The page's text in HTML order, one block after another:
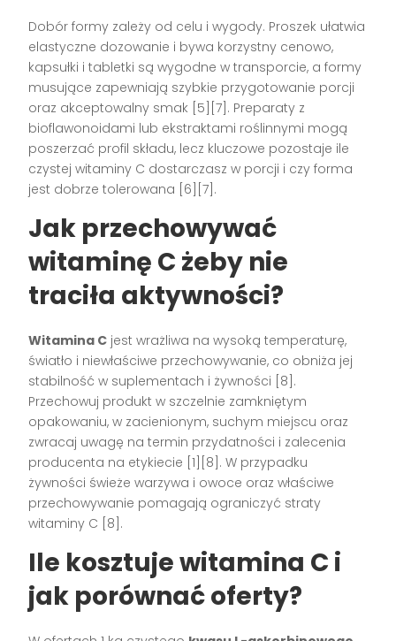
Dobór formy zależy od celu i wygody. Proszek ułatwia
elastyczne dozowanie i bywa korzystny cenowo,
kapsułki i tabletki są wygodne w transporcie, a formy
musujące zapewniają szybkie przygotowanie porcji
oraz akceptowalny smak [5][7]. Preparaty z
bioflawonoidami lub ekstraktami roślinnymi mogą
poszerzać profil składu, lecz kluczowe pozostaje ile
czystej witaminy C dostarczasz w porcji i czy forma
jest dobrze tolerowana [6][7].
Jak przechowywać
witaminę C żeby nie
traciła aktywności?
Witamina C jest wrażliwa na wysoką temperaturę,
światło i niewłaściwe przechowywanie, co obniża jej
stabilność w suplementach i żywności [8].
Przechowuj produkt w szczelnie zamkniętym
opakowaniu, w zacienionym, suchym miejscu oraz
zwracaj uwagę na termin przydatności i zalecenia
producenta na etykiecie [1][8]. W przypadku
żywności świeże warzywa i owoce oraz właściwe
przechowywanie pomagają ograniczyć straty
witaminy C [8].
Ile kosztuje witamina C i
jak porównać oferty?